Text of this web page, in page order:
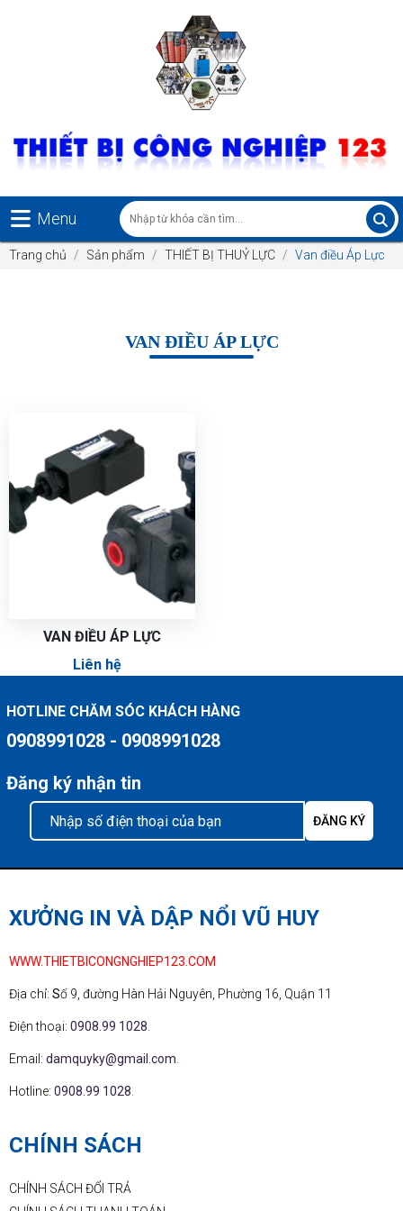
Menu
Trang chủ Sản phẩm THIẾT BỊ THUỶ LỰC Van điều Áp Lực
VAN ĐIỀU ÁP LỰC
VAN ĐIỀU ÁP LỰC
Liên hệ
HOTLINE CHĂM SÓC KHÁCH HÀNG
0908991028 - 0908991028
Đăng ký nhận tin
XƯỞNG IN VÀ DẬP NỔI VŨ HUY
WWW.THIETBICONGNGHIEP123.COM
Địa chỉ: Số 9, đường Hàn Hải Nguyên, Phường 16, Quận 11
Điện thoại: 0908.99 1028.
Email: damquyky@gmail.com.
Hotline: 0908.99 1028.
CHÍNH SÁCH
CHÍNH SÁCH ĐỔI TRẢ